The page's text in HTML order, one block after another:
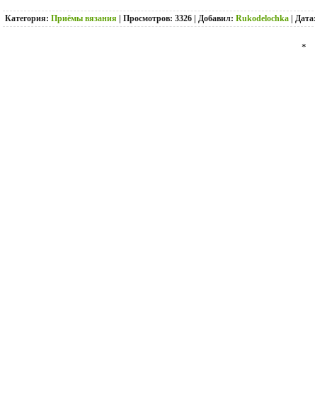
Категория: Приёмы вязания | Просмотров: 3326 | Добавил: Rukodelochka | Дата:
*